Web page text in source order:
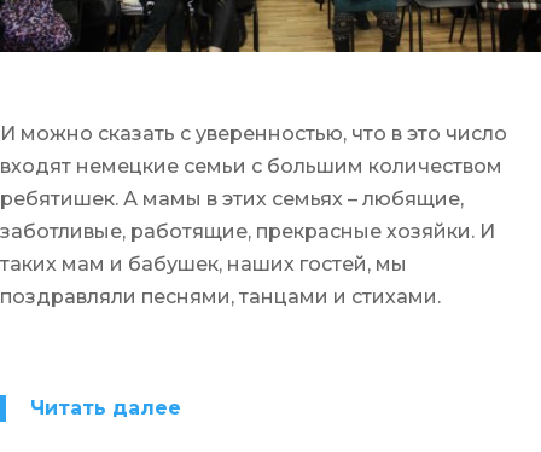
И можно сказать с уверенностью, что в это число
входят немецкие семьи с большим количеством
ребятишек. А мамы в этих семьях – любящие,
заботливые, работящие, прекрасные хозяйки. И
таких мам и бабушек, наших гостей, мы
поздравляли песнями, танцами и стихами.
Читать далее